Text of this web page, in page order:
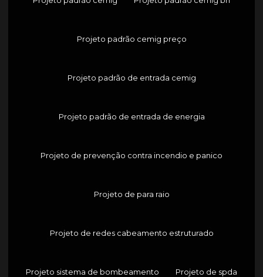
Projeto padrão cemig preço
Projeto padrão de entrada cemig
Projeto padrão de entrada de energia
Projeto de prevenção contra incendio e panico
Projeto de para raio
Projeto de redes cabeamento estruturado
Projeto sistema de bombeamento Projeto de spda